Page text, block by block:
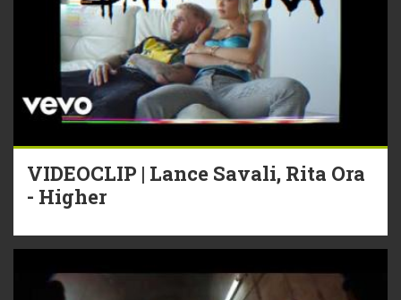
VIDEOCLIP | Lance Savali, Rita Ora
- Higher